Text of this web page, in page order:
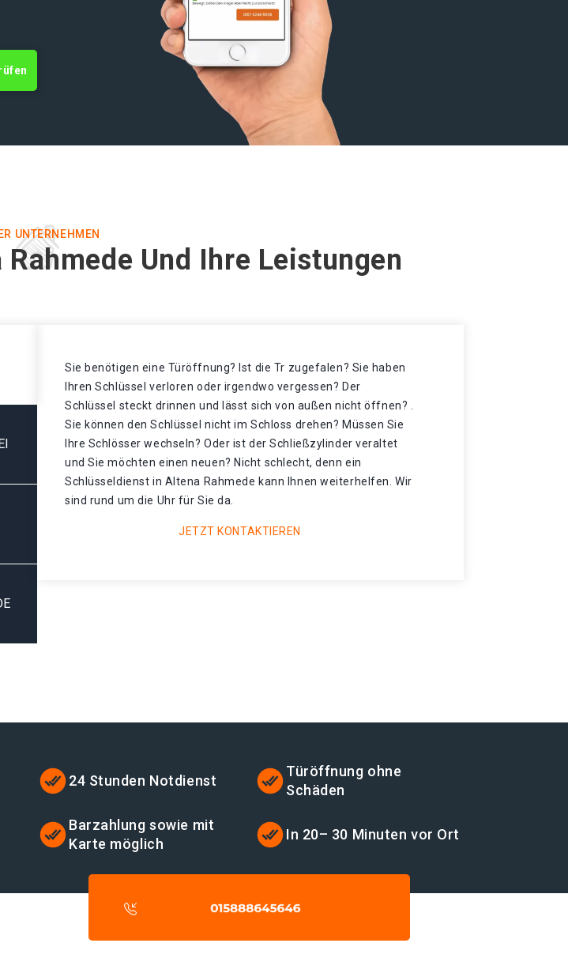
UNTERNEHMEN
Und Ihre Leistungen
Sie benötigen eine Türöffnung? Ist die Tr zugefalen? Sie haben
Ihren Schlüssel verloren oder irgendwo vergessen? Der
Schlüssel steckt drinnen und lässt sich von außen nicht öffnen? .
Sie können den Schlüssel nicht im Schloss drehen? Müssen Sie
Ihre Schlösser wechseln? Oder ist der Schließzylinder veraltet
und Sie möchten einen neuen? Nicht schlecht, denn ein
Schlüsseldienst in Altena Rahmede kann Ihnen weiterhelfen. Wir
sind rund um die Uhr für Sie da.
JETZT KONTAKTIEREN
24 Stunden Notdienst
Türöffnung ohne
Schäden
Barzahlung sowie mit
Karte möglich
In 20– 30 Minuten vor Ort